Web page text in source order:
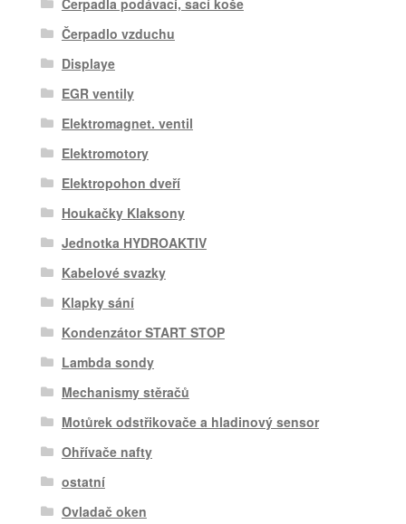
Čerpadlo vzduchu
Displaye
EGR ventily
Elektromagnet. ventil
Elektromotory
Elektropohon dveří
Houkačky Klaksony
Jednotka HYDROAKTIV
Kabelové svazky
Klapky sání
Kondenzátor START STOP
Lambda sondy
Mechanismy stěračů
Motůrek odstřikovače a hladinový sensor
Ohřívače nafty
ostatní
Ovladač oken